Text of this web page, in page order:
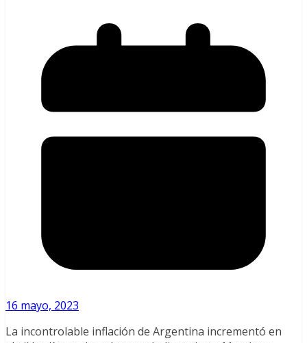
16 mayo, 2023
La incontrolable inflación de Argentina incrementó en